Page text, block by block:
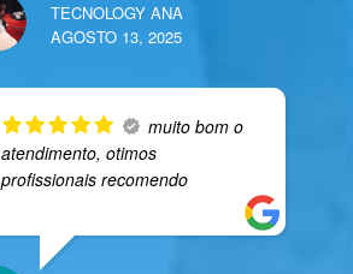
TECNOLOGY ANA
AGOSTO 13, 2025
muito bom o
atendimento, otimos
profissionais recomendo